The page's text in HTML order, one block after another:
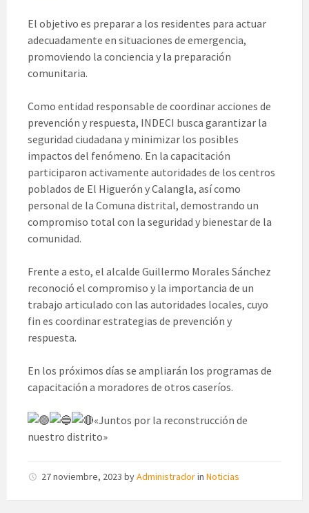
El objetivo es preparar a los residentes para actuar
adecuadamente en situaciones de emergencia,
promoviendo la conciencia y la preparación
comunitaria.
Como entidad responsable de coordinar acciones de
prevención y respuesta, INDECI busca garantizar la
seguridad ciudadana y minimizar los posibles
impactos del fenómeno. En la capacitación
participaron activamente autoridades de los centros
poblados de El Higuerón y Calangla, así como
personal de la Comuna distrital, demostrando un
compromiso total con la seguridad y bienestar de la
comunidad.
Frente a esto, el alcalde Guillermo Morales Sánchez
reconoció el compromiso y la importancia de un
trabajo articulado con las autoridades locales, cuyo
fin es coordinar estrategias de prevención y
respuesta.
En los próximos días se ampliarán los programas de
capacitación a moradores de otros caseríos.
«Juntos por la reconstrucción de
nuestro distrito»
27 noviembre, 2023 byAdministradorin Noticias